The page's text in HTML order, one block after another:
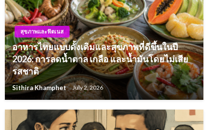
สุขภาพและฟิตเนส
อาหารไทยแบบดั้งเดิมและสุขภาพที่ดีขึ้นในปี
2026: การลดน้ำตาล เกลือ และน้ำมันโดยไม่เสีย
รสชาติ
Sithira Khamphet July 2, 2026